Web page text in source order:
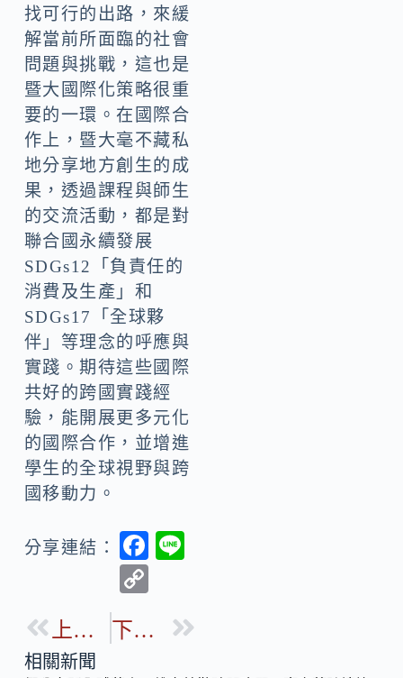
找可行的出路，來緩
解當前所面臨的社會
問題與挑戰，這也是
暨大國際化策略很重
要的一環。在國際合
作上，暨大毫不藏私
地分享地方創生的成
果，透過課程與師生
的交流活動，都是對
聯合國永續發展
SDGs12「負責任的
消費及生產」和
SDGs17「全球夥
伴」等理念的呼應與
實踐。期待這些國際
共好的跨國實踐經
驗，能開展更多元化
的國際合作，並增進
學生的全球視野與跨
國移動力。
分享連結：
F
bp
上一篇 下一篇
相關新聞